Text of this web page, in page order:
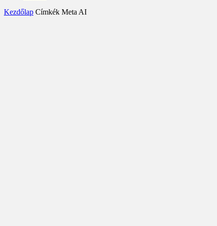
Kezdőlap Címkék Meta AI